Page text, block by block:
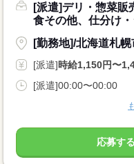
[派遣]デリ・惣菜販
食その他、仕分け
[勤務地]/北海道札
[派遣]時給1,150円〜
[派遣]00:00〜00:00
応募す